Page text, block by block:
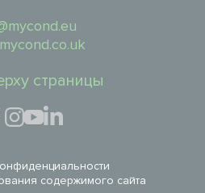
страницы
содержимого сайта